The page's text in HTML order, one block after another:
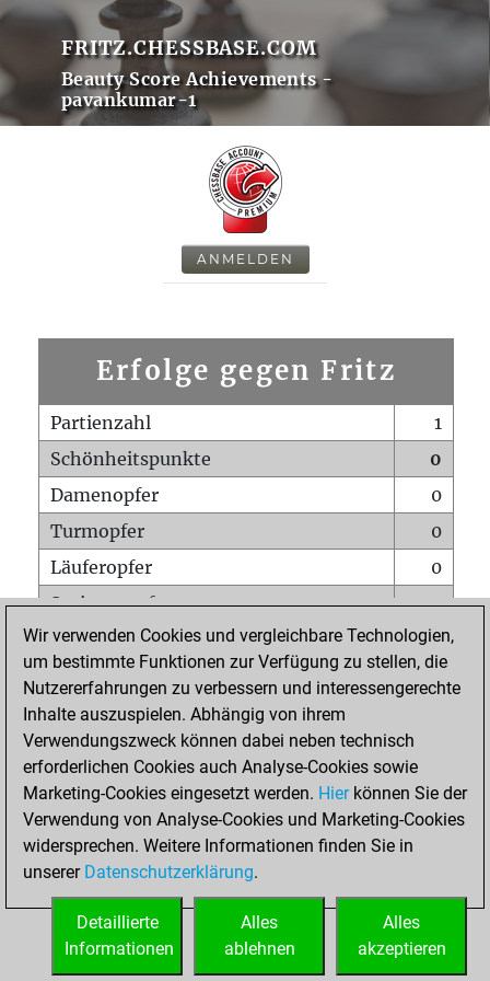
FRITZ.CHESSBASE.COM
Beauty Score Achievements -
pavankumar-1
ANMELDEN
Erfolge gegen Fritz
Partienzahl
1
Schönheitspunkte
0
Damenopfer
0
Turmopfer
0
Läuferopfer
0
Springeropfer
0
Bauernopfer
0
Matt auf vollem Brett
0
Bauer setzt Matt
Erstickte Matts
Unterverwandlungen
0
Türme auf der siebten
0
STARTSEITE
Wir verwenden Cookies und vergleichbare Technologien,
um bestimmte Funktionen zur Verfügung zu stellen, die
Nutzererfahrungen zu verbessern und interessengerechte
Inhalte auszuspielen. Abhängig von ihrem
Verwendungszweck können dabei neben technisch
erforderlichen Cookies auch Analyse-Cookies sowie
Marketing-Cookies eingesetzt werden. Hierkönnen Sie der
Verwendung von Analyse-Cookies und Marketing-Cookies
widersprechen. Weitere Informationen finden Sie in
unserer Datenschutzerklärung.
Alles
akzeptieren
Alles
ablehnen
Detaillierte
Informationen